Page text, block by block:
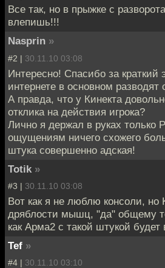
Все так, но в прыжке с
влепишь!!!
Nasprin »
#2 | 30.11.10 03:08
Интересно! Спасибо за краткий
интернете в основном разводят
А правда, что у Кинекта
отклика на действия игрока?
Лично я держал в руках только
ощущениям ничего схожего
штука совершенно адская!
Totik »
#3 | 30.11.10 03:08
Вот как я не люблю консоли, но
дряблости мышц, "да" общему
как Арма2 с такой штукой будет
Tef »
#4 | 30.11.10 03:10